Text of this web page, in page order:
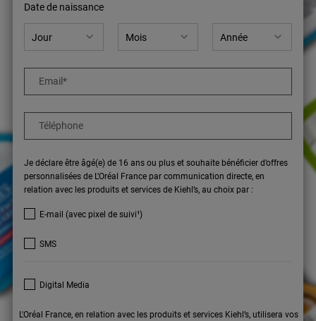
Date de naissance
Email*
Téléphone
Je déclare être âgé(e) de 16 ans ou plus et souhaite bénéficier d’offres
personnalisées de L’Oréal France par communication directe, en
relation avec les produits et services de Kiehl’s, au choix par :
E-mail (avec pixel de suivi¹)
SMS
Digital Media
L'Oréal France, en relation avec les produits et services Kiehl’s, utilisera vos